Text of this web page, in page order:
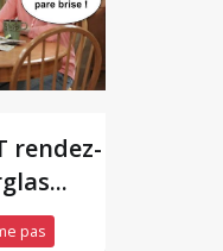
rendez-
pas